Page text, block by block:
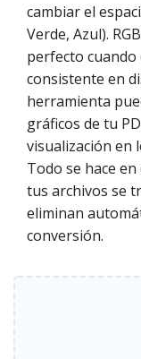
cambiar el
Verde, Azul).
perfecto
consistente en
herramienta
gráficos de tu
visualización en
Todo se hace
tus archivos se
eliminan
conversión.